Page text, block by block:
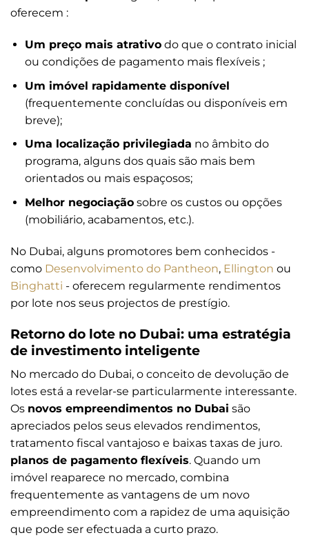
oferecem :
Um preço mais atrativodo que o contrato inicial
ou condições de pagamento mais flexíveis ;
Um imóvel rapidamente disponível
(frequentemente concluídas ou disponíveis em
breve);
Uma localização privilegiada no âmbito do
programa, alguns dos quais são mais bem
orientados ou mais espaçosos;
Melhor negociaçãosobre os custos ou opções
(mobiliário, acabamentos, etc.).
No Dubai, alguns promotores bem conhecidos -
como Desenvolvimento do Pantheon, Ellington ou
Binghatti - oferecem regularmente rendimentos
por lote nos seus projectos de prestígio.
Retorno do lote no Dubai: uma estratégia
de investimento inteligente
No mercado do Dubai, o conceito de devolução de
lotes está a revelar-se particularmente interessante.
Os novos empreendimentos no Dubai são
apreciados pelos seus elevados rendimentos,
tratamento fiscal vantajoso e baixas taxas de juro.
planos de pagamento flexíveis. Quando um
imóvel reaparece no mercado, combina
frequentemente as vantagens de um novo
empreendimento com a rapidez de uma aquisição
que pode ser efectuada a curto prazo.